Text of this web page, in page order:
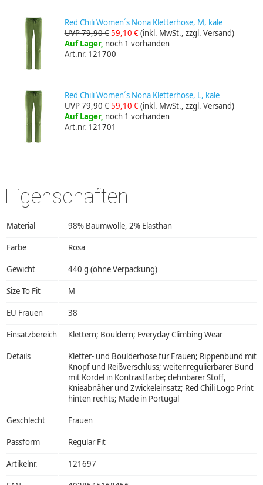
Red Chili Women´s Nona Kletterhose, M, kale
UVP 79,90 €59,10 €(inkl. MwSt., zzgl. Versand)
Auf Lager, noch 1 vorhanden
Art.nr. 121700
Red Chili Women´s Nona Kletterhose, L, kale
UVP 79,90 €59,10 €(inkl. MwSt., zzgl. Versand)
Auf Lager, noch 1 vorhanden
Art.nr. 121701
Eigenschaften
Material 98% Baumwolle, 2% Elasthan
Farbe Rosa
Gewicht 440 g (ohne Verpackung)
Size To Fit M
EU Frauen 38
Einsatzbereich Klettern; Bouldern; Everyday Climbing Wear
Details
Kletter- und Boulderhose für Frauen; Rippenbund mit
Knopf und Reißverschluss; weitenregulierbarer Bund
mit Kordel in Kontrastfarbe; dehnbarer Stoff,
Knieabnäher und Zwickeleinsatz; Red Chili Logo Print
hinten rechts; Made in Portugal
Geschlecht Frauen
Passform Regular Fit
Artikelnr. 121697